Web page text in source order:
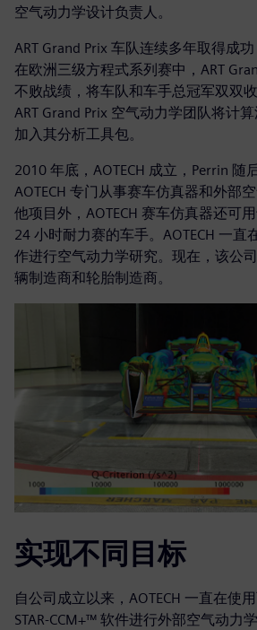
空气动力学设计负责人。
ART Grand Prix 车队连续多年取得成
在欧洲三级方程式系列赛中，ART
不败战绩，将车队和车手总冠军双双
ART Grand Prix 空气动力学团队将计
加入其分析工具包。
2010 年底，AOTECH 成立，Perrin 随
AOTECH 专门从事赛车仿真器和外部
他项目外，AOTECH 赛车仿真器还可
24 小时耐力赛的车手。AOTECH 一直
作进行空气动力学研究。现在，该公
辆制造商和轮胎制造商。
实现不同目标
自公司成立以来，AOTECH 一直在使
STAR-CCM+™ 软件进行外部空气动力学